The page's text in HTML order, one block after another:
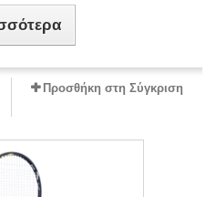
Προσθήκη στη Σύγκριση